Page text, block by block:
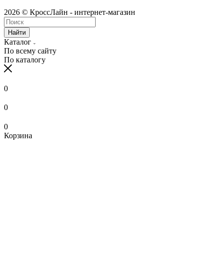
2026 © КроссЛайн - интернет-магазин
Найти
Каталог
По всему сайту
По каталогу
0
0
0
Корзина